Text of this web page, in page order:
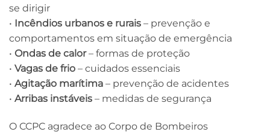
se dirigir
• Incêndios urbanos e rurais – prevenção e
comportamentos em situação de emergência
• Ondas de calor– formas de proteção
• Vagas de frio – cuidados essenciais
• Agitação marítima – prevenção de acidentes
• Arribas instáveis – medidas de segurança
O CCPC agradece ao Corpo de Bombeiros